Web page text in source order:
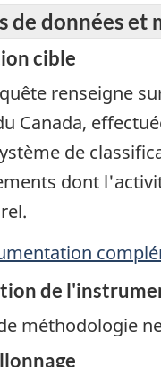
de données et
cible
renseigne
Canada,
de
dont
de
méthodologie